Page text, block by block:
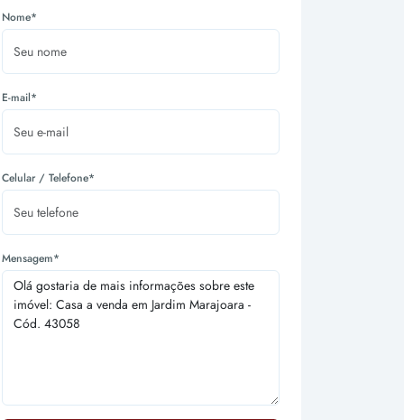
Nome*
E-mail*
Celular / Telefone*
Mensagem*